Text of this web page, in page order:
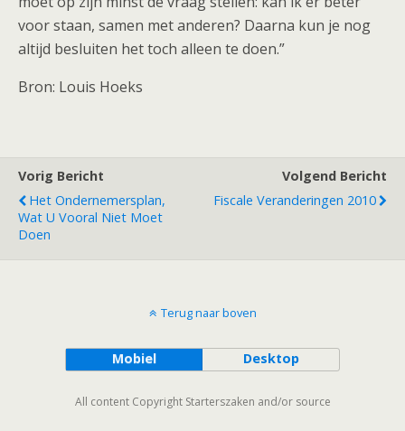
voor staan, samen met anderen? Daarna kun je nog
altijd besluiten het toch alleen te doen.”
Bron: Louis Hoeks
Vorig Bericht
Het Ondernemersplan,
Wat U Vooral Niet Moet
Doen
Volgend Bericht
Fiscale Veranderingen 2010
Terug naar boven
Mobiel Desktop
All content Copyright Starterszaken and/or source